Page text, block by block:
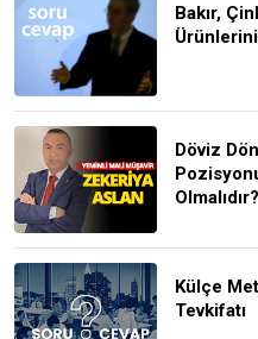
Bakır,
Döviz
Olmalıdır?
Külçe
Tevkifatı